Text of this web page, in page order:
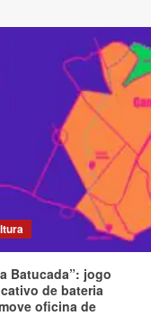
Batucada”: jogo
de bateria
oficina de